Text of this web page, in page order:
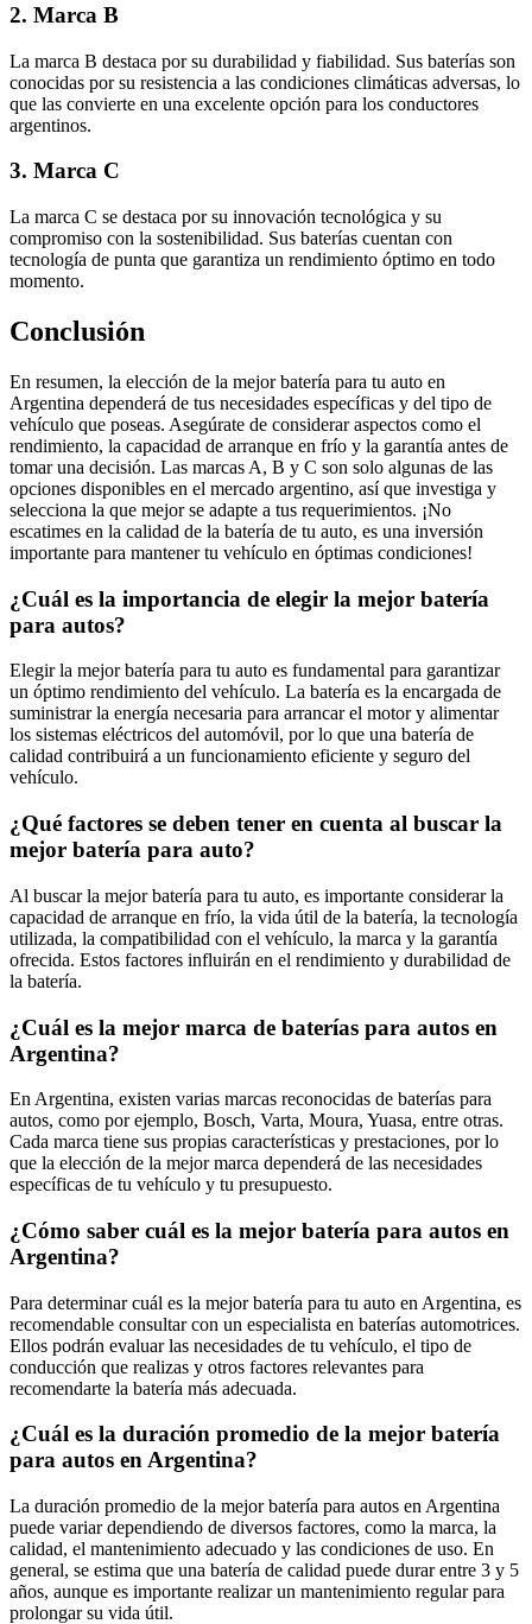
2. Marca B
La marca B destaca por su durabilidad y fiabilidad. Sus baterías son
conocidas por su resistencia a las condiciones climáticas adversas, lo
que las convierte en una excelente opción para los conductores
argentinos.
3. Marca C
La marca C se destaca por su innovación tecnológica y su
compromiso con la sostenibilidad. Sus baterías cuentan con
tecnología de punta que garantiza un rendimiento óptimo en todo
momento.
Conclusión
En resumen, la elección de la mejor batería para tu auto en
Argentina dependerá de tus necesidades específicas y del tipo de
vehículo que poseas. Asegúrate de considerar aspectos como el
rendimiento, la capacidad de arranque en frío y la garantía antes de
tomar una decisión. Las marcas A, B y C son solo algunas de las
opciones disponibles en el mercado argentino, así que investiga y
selecciona la que mejor se adapte a tus requerimientos. ¡No
escatimes en la calidad de la batería de tu auto, es una inversión
importante para mantener tu vehículo en óptimas condiciones!
¿Cuál es la importancia de elegir la mejor batería
para autos?
Elegir la mejor batería para tu auto es fundamental para garantizar
un óptimo rendimiento del vehículo. La batería es la encargada de
suministrar la energía necesaria para arrancar el motor y alimentar
los sistemas eléctricos del automóvil, por lo que una batería de
calidad contribuirá a un funcionamiento eficiente y seguro del
vehículo.
¿Qué factores se deben tener en cuenta al buscar la
mejor batería para auto?
Al buscar la mejor batería para tu auto, es importante considerar la
capacidad de arranque en frío, la vida útil de la batería, la tecnología
utilizada, la compatibilidad con el vehículo, la marca y la garantía
ofrecida. Estos factores influirán en el rendimiento y durabilidad de
la batería.
¿Cuál es la mejor marca de baterías para autos en
Argentina?
En Argentina, existen varias marcas reconocidas de baterías para
autos, como por ejemplo, Bosch, Varta, Moura, Yuasa, entre otras.
Cada marca tiene sus propias características y prestaciones, por lo
que la elección de la mejor marca dependerá de las necesidades
específicas de tu vehículo y tu presupuesto.
¿Cómo saber cuál es la mejor batería para autos en
Argentina?
Para determinar cuál es la mejor batería para tu auto en Argentina, es
recomendable consultar con un especialista en baterías automotrices.
Ellos podrán evaluar las necesidades de tu vehículo, el tipo de
conducción que realizas y otros factores relevantes para
recomendarte la batería más adecuada.
¿Cuál es la duración promedio de la mejor batería
para autos en Argentina?
La duración promedio de la mejor batería para autos en Argentina
puede variar dependiendo de diversos factores, como la marca, la
calidad, el mantenimiento adecuado y las condiciones de uso. En
general, se estima que una batería de calidad puede durar entre 3 y 5
años, aunque es importante realizar un mantenimiento regular para
prolongar su vida útil.